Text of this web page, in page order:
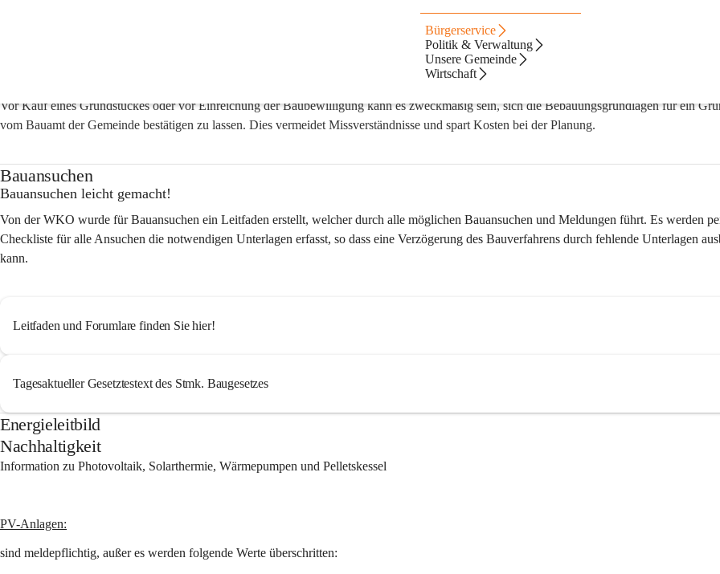
Bürgerservice
Politik & Verwaltung
Unsere Gemeinde
Wirtschaft
Vor Kauf eines Grundstückes oder vor Einreichung der Baubewilligung kann es zweckmäßig sein, sich die Bebauungsgrundlagen für ein
vom Bauamt der Gemeinde bestätigen zu lassen. Dies vermeidet Missverständnisse und spart Kosten bei der Planung.
Bauansuchen
Bauansuchen leicht gemacht!
Von der WKO wurde für Bauansuchen ein Leitfaden erstellt, welcher durch alle möglichen Bauansuchen und Meldungen führt. Es werden
Checkliste für alle Ansuchen die notwendigen Unterlagen erfasst, so dass eine Verzögerung des Bauverfahrens durch fehlende Unterlagen
kann.
Leitfaden und Forumlare finden Sie hier!
Tagesaktueller Gesetztestext des Stmk. Baugesetzes
Energieleitbild
Nachhaltigkeit
Information zu Photovoltaik, Solarthermie, Wärmepumpen und Pelletskessel
PV-Anlagen:
sind meldepflichtig, außer es werden folgende Werte überschritten: